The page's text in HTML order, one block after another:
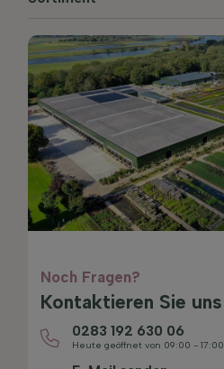
Noch Fragen?
Kontaktieren Sie uns
0283 192 630 06
Heute geöffnet von 09:00 - 17:00